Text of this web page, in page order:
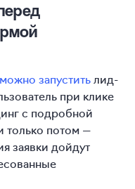
можно запустить лид-
при клике
с подробной
потом —
заявки дойдут